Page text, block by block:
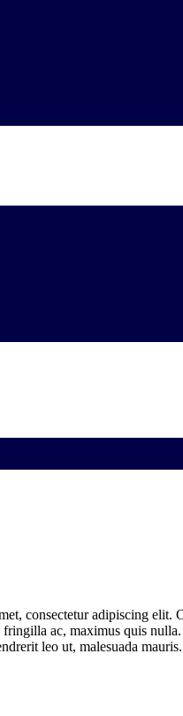
consectetur adipiscing elit.
ac, maximus quis
leo ut, malesuada